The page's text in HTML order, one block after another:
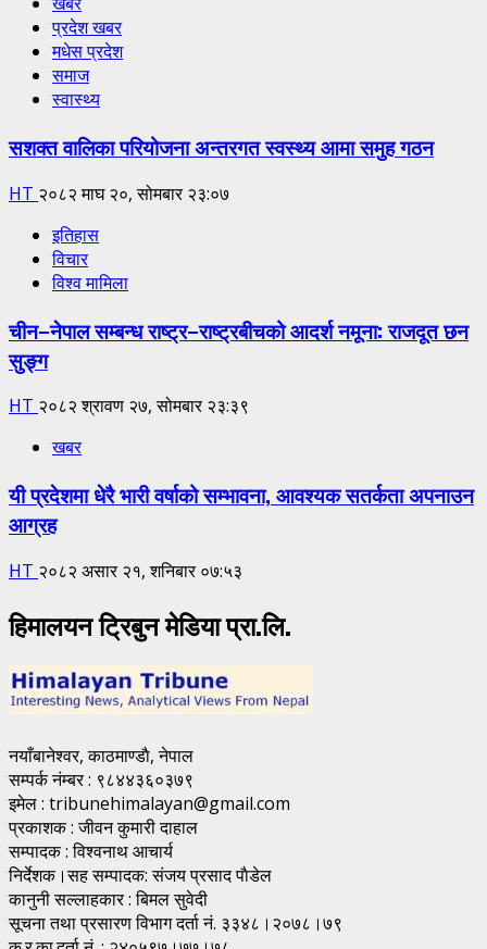
प्रदेश खबर
मधेस प्रदेश
समाज
स्वास्थ्य
सशक्त वालिका परियोजना अन्तरगत स्वस्थ्य आमा समुह गठन
HT २०८२ माघ २०, सोमबार २३:०७
इतिहास
विचार
विश्व मामिला
चीन–नेपाल सम्बन्ध राष्ट्र–राष्ट्रबीचको आदर्श नमूना: राजदूत छन
सुङ्ग
HT २०८२ श्रावण २७, सोमबार २३:३९
खबर
यी प्रदेशमा धेरै भारी वर्षाको सम्भावना, आवश्यक सतर्कता अपनाउन
आग्रह
HT २०८२ असार २१, शनिबार ०७:५३
हिमालयन ट्रिबुन मेडिया प्रा.लि.
नयाँबानेश्वर, काठमाण्डाै, नेपाल
सम्पर्क नंम्बर : ९८४४३६०३७९
इमेल : tribunehimalayan@gmail.com
प्रकाशक : जीवन कुमारी दाहाल
सम्पादक : विश्वनाथ आचार्य
निर्देशक।सह सम्पादक: संजय प्रसाद पाैडेल
कानुनी सल्लाहकार : बिमल सुवेदी
सूचना तथा प्रसारण विभाग दर्ता नं. ३३४८।२०७८।७९